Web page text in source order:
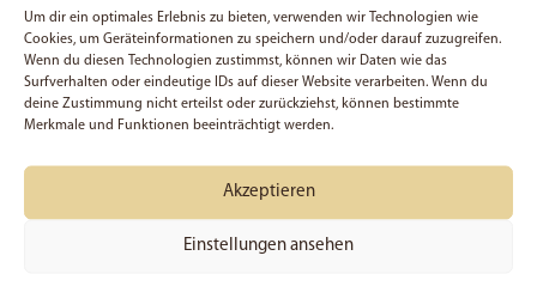
Um dir ein optimales Erlebnis zu bieten, verwenden wir Technologien wie
Cookies, um Geräteinformationen zu speichern und/oder darauf zuzugreifen.
Wenn du diesen Technologien zustimmst, können wir Daten wie das
Surfverhalten oder eindeutige IDs auf dieser Website verarbeiten. Wenn du
deine Zustimmung nicht erteilst oder zurückziehst, können bestimmte
Merkmale und Funktionen beeinträchtigt werden.
Akzeptieren
Einstellungen ansehen
Wir akzeptierenVorkasse, PayPal,PayPal Express,
Amazon Pay*,Apple Pay*,Google Pay*,Microsoft
PayundLastschrift. Alles ohne zusätzliche
Gebühren.
Schau dir alle Produkte an
Versandkosten